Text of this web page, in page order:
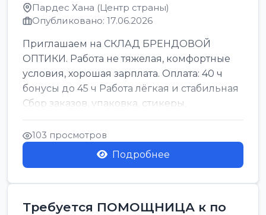
Пардес Хана (Центр страны)
Опубликовано: 17.06.2026
Приглашаем на СКЛАД БРЕНДОВОЙ
ОПТИКИ. Работа не тяжелая, комфортные
условия, хорошая зарплата. Оплата: 40 ч
бонусы до 45 ч Работа лёгкая и стабильная
Сбор заказов, упаковка, стикеры,
сортировка Воскре...
103 просмотров
Подробнее
Требуется ПОМОЩНИЦА к по